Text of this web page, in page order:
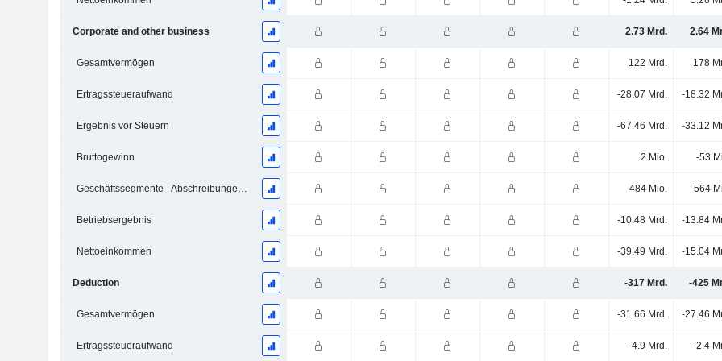
Corporate and other business 2.73 Mrd. 2.64
Gesamtvermögen 122 Mrd. 178
Ertragssteueraufwand -28.07 Mrd. -18.32
Ergebnis vor Steuern -67.46 Mrd. -33.12
Bruttogewinn 2 Mio. -53
Geschäftssegmente - Abschreibungen und Wertminderungen 484 Mio. 564
Betriebsergebnis -10.48 Mrd. -13.84
Nettoeinkommen -39.49 Mrd. -15.04
Deduction -317 Mrd. -425
Gesamtvermögen -31.66 Mrd. -27.46
Ertragssteueraufwand -4.9 Mrd. -2.4